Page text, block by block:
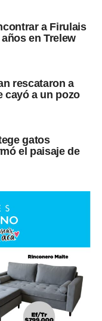
a Firulais
en Trelew
rescataron a
cayó a un pozo
gatos
el paisaje de